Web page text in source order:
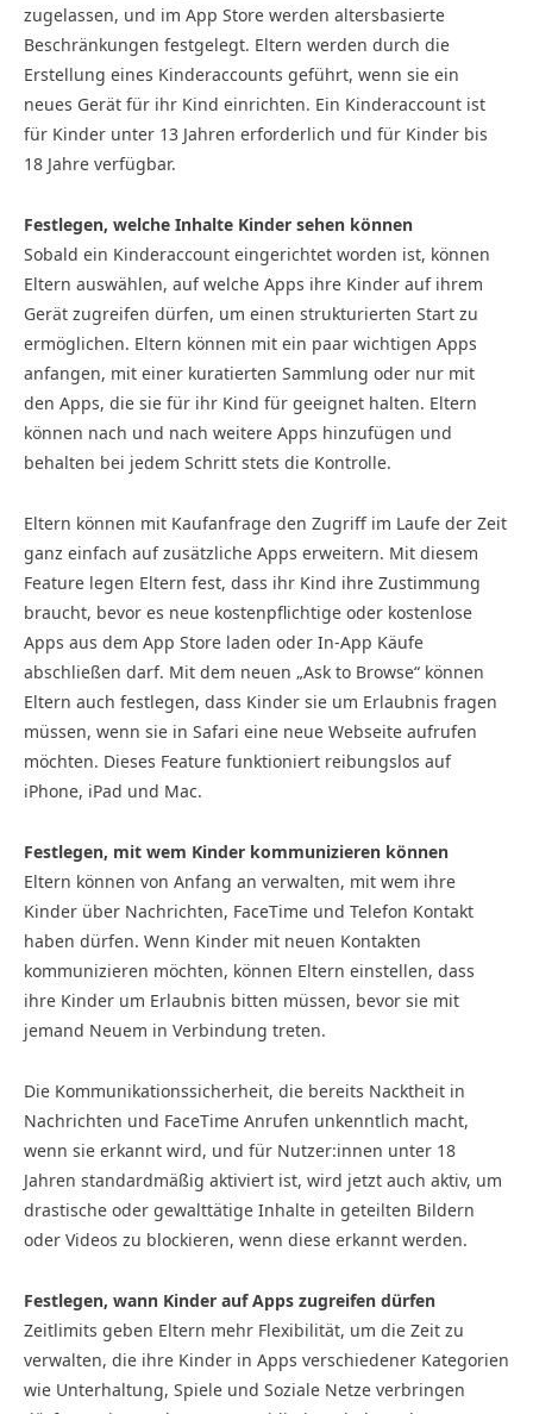
zugelassen, und im App Store werden alters­basierte
Beschränkungen festgelegt. Eltern werden durch die
Erstellung eines Kinderaccounts geführt, wenn sie ein
neues Gerät für ihr Kind einrichten. Ein Kinderaccount ist
für Kinder unter 13 Jahren erforderlich und für Kinder bis
18 Jahre verfügbar.
Festlegen, welche Inhalte Kinder sehen können
Sobald ein Kinder­account eingerichtet worden ist, können
Eltern auswählen, auf welche Apps ihre Kinder auf ihrem
Gerät zugreifen dürfen, um einen strukturierten Start zu
ermöglichen. Eltern können mit ein paar wichtigen Apps
anfangen, mit einer kuratierten Sammlung oder nur mit
den Apps, die sie für ihr Kind für geeignet halten. Eltern
können nach und nach weitere Apps hinzu­fügen und
behalten bei jedem Schritt stets die Kontrolle.
Eltern können mit Kaufanfrage den Zugriff im Laufe der Zeit
ganz einfach auf zusätzliche Apps erweitern. Mit diesem
Feature legen Eltern fest, dass ihr Kind ihre Zustimmung
braucht, bevor es neue kostenpflichtige oder kostenlose
Apps aus dem App Store laden oder In-App Käufe
abschließen darf. Mit dem neuen „Ask to Browse“ können
Eltern auch festlegen, dass Kinder sie um Erlaubnis fragen
müssen, wenn sie in Safari eine neue Webseite aufrufen
möchten. Dieses Feature funktioniert reibungslos auf
iPhone, iPad und Mac.
Festlegen, mit wem Kinder kommunizieren können
Eltern können von Anfang an verwalten, mit wem ihre
Kinder über Nachrichten, FaceTime und Telefon Kontakt
haben dürfen. Wenn Kinder mit neuen Kontakten
kommunizieren möchten, können Eltern einstellen, dass
ihre Kinder um Erlaubnis bitten müssen, bevor sie mit
jemand Neuem in Verbindung treten.
Die Kommunikationssicherheit, die bereits Nacktheit in
Nachrichten und FaceTime Anrufen unkenntlich macht,
wenn sie erkannt wird, und für Nutzer:innen unter 18
Jahren standardmäßig aktiviert ist, wird jetzt auch aktiv, um
drastische oder gewalttätige Inhalte in geteilten Bildern
oder Videos zu blockieren, wenn diese erkannt werden.
Festlegen, wann Kinder auf Apps zugreifen dürfen
Zeitlimits geben Eltern mehr Flexibilität, um die Zeit zu
verwalten, die ihre Kinder in Apps verschiedener Kategorien
wie Unterhaltung, Spiele und Soziale Netze verbringen